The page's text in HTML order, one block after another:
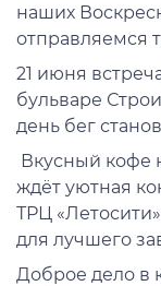
наших
отправляемся
21 июня
бульваре
день бег
Вкусный кофе
ждёт уютная
ТРЦ
для лучшего
Доброе дело в